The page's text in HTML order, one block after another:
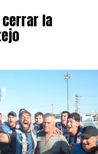
cerrar la